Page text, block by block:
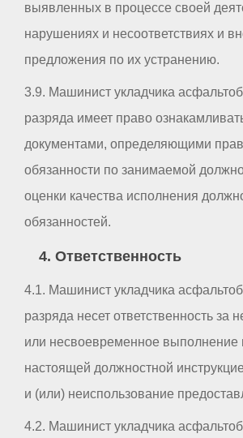
выявленных в процессе своей
нарушениях и несоответствиях и
предложения по их устранению.
3.9. Машинист укладчика
разряда имеет право
документами, определяющими
обязанности по занимаемой
оценки качества исполнения
обязанностей.
4. Ответственность
4.1. Машинист укладчика
разряда несет ответственность за
или несвоевременное выполнение
настоящей должностной
и (или) неиспользование
4.2. Машинист укладчика